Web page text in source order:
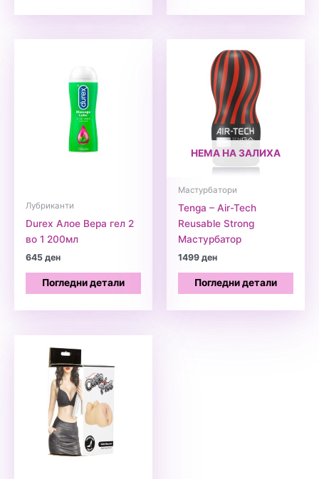
Лубриканти
Durex Алое Вера гел 2
во 1 200мл
645ден
Погледни детали
НЕМА НА ЗАЛИХА
Мастурбатори
Tenga – Air-Tech
Reusable Strong
Мастурбатор
1499ден
Погледни детали